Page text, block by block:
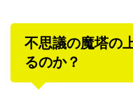
不思議の魔塔の
るのか？